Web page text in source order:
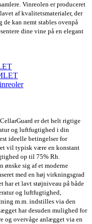
Vinreolen er produceret
af kvalitetsmaterialer, der
kan nemt stables ovenpå
dine vine på en elegant
CellarGuard er det helt rigtige
og luftfugtighed i din
ideelle betingelser for
vil typisk være en konstant
op til 75% Rh.
ønske sig af et moderne
med en høj virkningsgrad
har et lavt støjniveau på både
og luftfugtighed,
m.m. indstilles via den
har desuden mulighed for
og overvåge anlægget via en